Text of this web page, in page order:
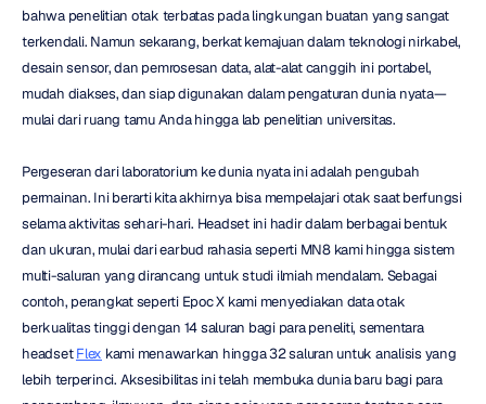
bahwa penelitian otak terbatas pada lingkungan buatan yang sangat
terkendali. Namun sekarang, berkat kemajuan dalam teknologi nirkabel,
desain sensor, dan pemrosesan data, alat-alat canggih ini portabel,
mudah diakses, dan siap digunakan dalam pengaturan dunia nyata—
mulai dari ruang tamu Anda hingga lab penelitian universitas.
Pergeseran dari laboratorium ke dunia nyata ini adalah pengubah
permainan. Ini berarti kita akhirnya bisa mempelajari otak saat berfungsi
selama aktivitas sehari-hari. Headset ini hadir dalam berbagai bentuk
dan ukuran, mulai dari earbud rahasia seperti MN8 kami hingga sistem
multi-saluran yang dirancang untuk studi ilmiah mendalam. Sebagai
contoh, perangkat seperti Epoc X kami menyediakan data otak
berkualitas tinggi dengan 14 saluran bagi para peneliti, sementara
headset Flex kami menawarkan hingga 32 saluran untuk analisis yang
lebih terperinci. Aksesibilitas ini telah membuka dunia baru bagi para